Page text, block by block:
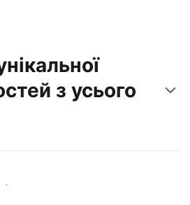
з усього
вже сьогодні